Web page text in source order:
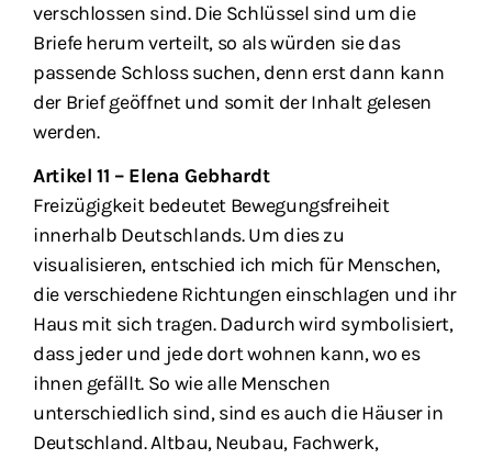
verschlossen sind. Die Schlüssel sind um die
Briefe herum verteilt, so als würden sie das
passende Schloss suchen, denn erst dann kann
der Brief geöffnet und somit der Inhalt gelesen
werden.
Artikel 11 – Elena Gebhardt
Freizügigkeit bedeutet Bewegungsfreiheit
innerhalb Deutschlands. Um dies zu
visualisieren, entschied ich mich für Menschen,
die verschiedene Richtungen einschlagen und ihr
Haus mit sich tragen. Dadurch wird symbolisiert,
dass jeder und jede dort wohnen kann, wo es
ihnen gefällt. So wie alle Menschen
unterschiedlich sind, sind es auch die Häuser in
Deutschland. Altbau, Neubau, Fachwerk,